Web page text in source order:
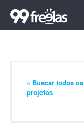
« Buscar todos os
projetos